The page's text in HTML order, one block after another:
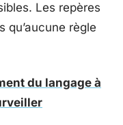
Les repères
qu’aucune règle
du langage à